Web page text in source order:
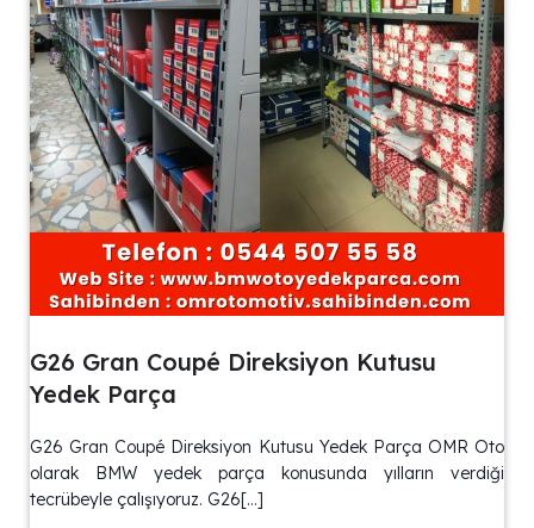
G26 Gran Coupé Direksiyon Kutusu
Yedek Parça
G26 Gran Coupé Direksiyon Kutusu Yedek Parça OMR Oto
olarak BMW yedek parça konusunda yılların verdiği
tecrübeyle çalışıyoruz. G26[…]